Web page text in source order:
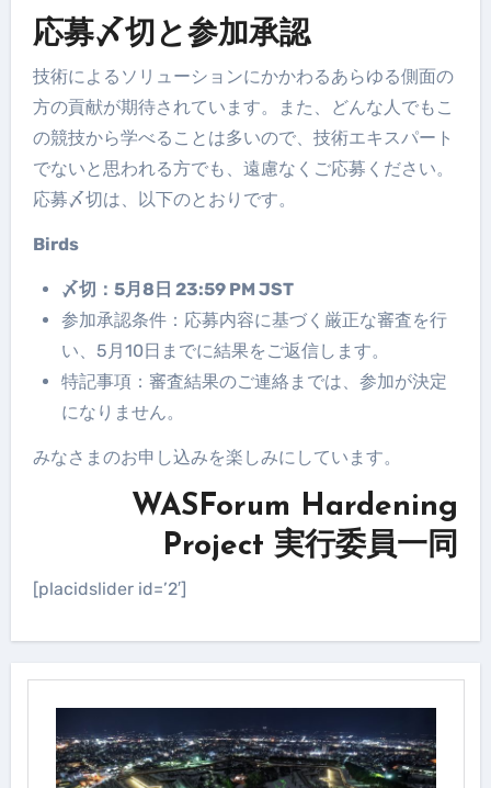
応募〆切と参加承認
技術によるソリューションにかかわるあらゆる側面の
方の貢献が期待されています。また、どんな人でもこ
の競技から学べることは多いので、技術エキスパート
でないと思われる方でも、遠慮なくご応募ください。
応募〆切は、以下のとおりです。
Birds
〆切：5月8日 23:59 PM JST
参加承認条件：応募内容に基づく厳正な審査を行
い、5月10日までに結果をご返信します。
特記事項：審査結果のご連絡までは、参加が決定
になりません。
みなさまのお申し込みを楽しみにしています。
WASForum Hardening
Project 実行委員一同
[placidslider id=’2′]